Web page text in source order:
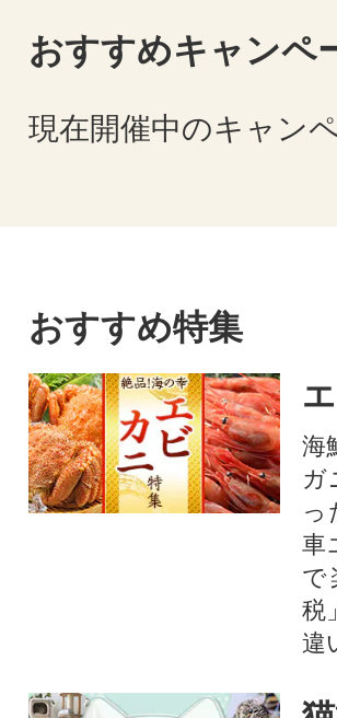
おすすめキャンペ
現在開催中のキャン
おすすめ特集
海
ガ
っ
車
で
税
違